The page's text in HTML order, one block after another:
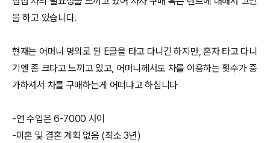
을 하고 있습니다.
현재는 어머니 명의로 된 E클을 타고 다니긴 하지만, 혼자 타고 다니
기엔 좀 크다고 느끼고 있고, 어머니께서도 차를 이용하는 횟수가 증
가하셔서 차를 구매하는게 어떠냐고 하십니다
-연 수입은 6-7000 사이
-미혼 및 결혼 계획 없음 (최소 3년)